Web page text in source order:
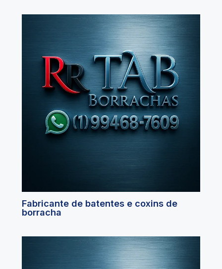
Fabricante de batentes e coxins de
borracha